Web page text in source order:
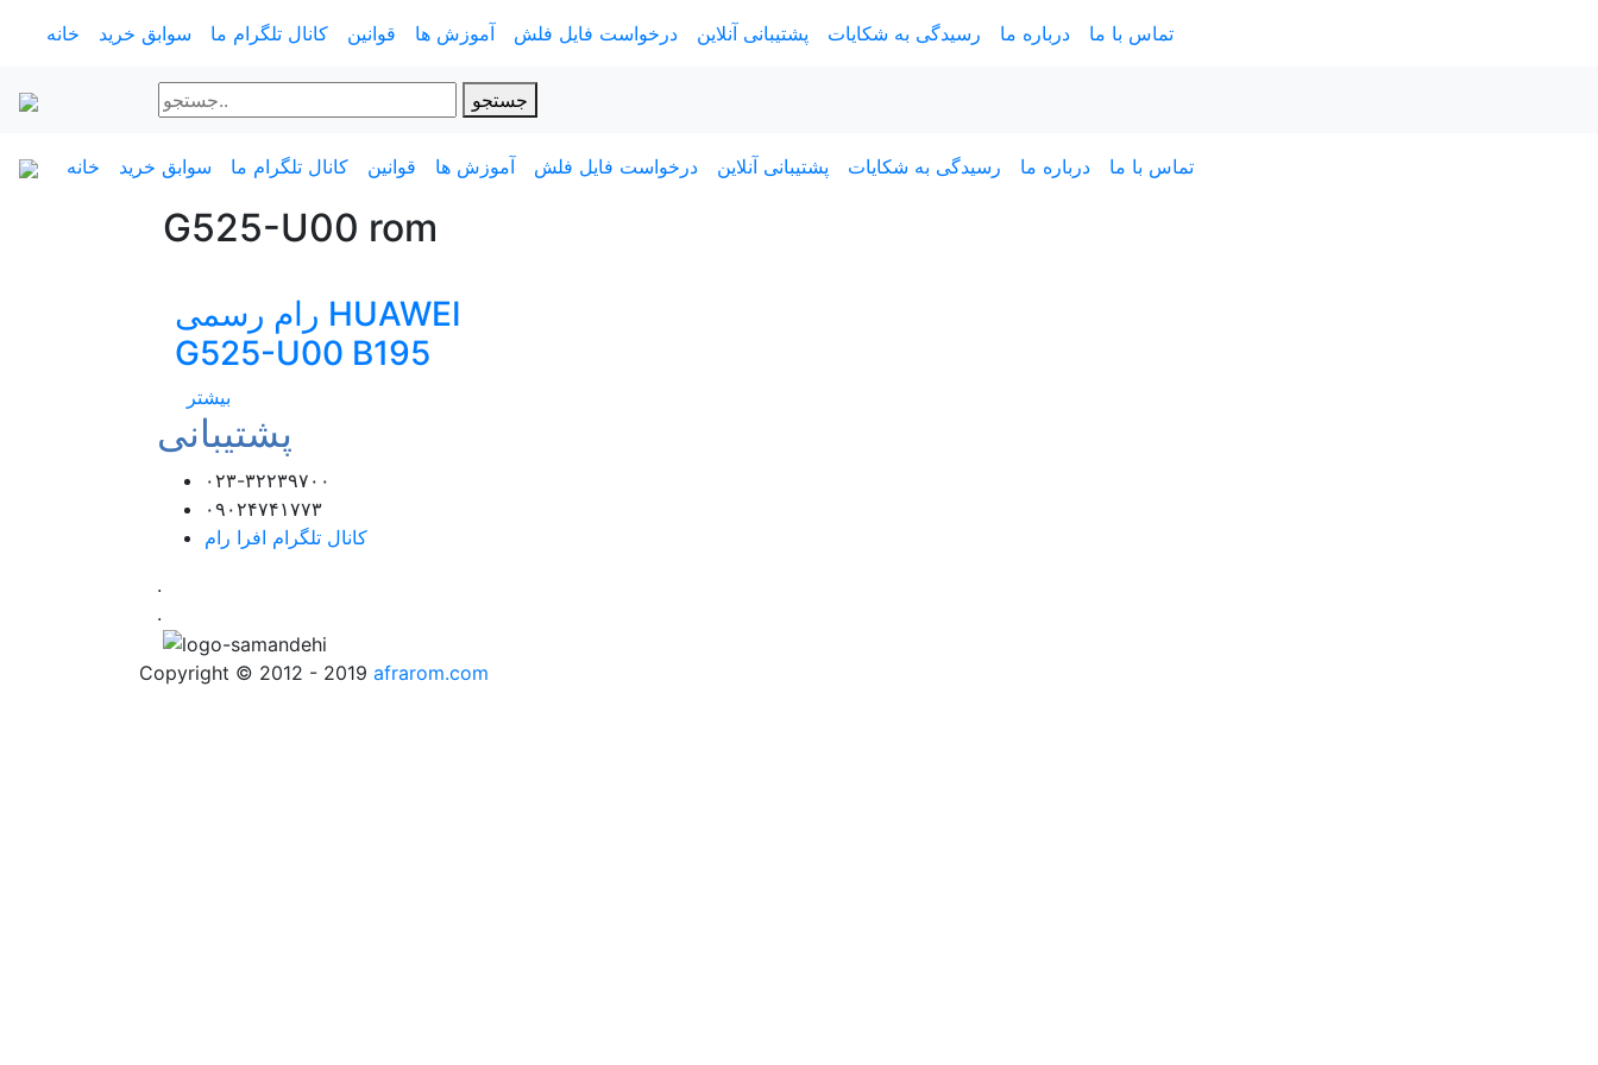
خانه سوابق خرید کانال تلگرام ما قوانین آموزش ها درخواست فایل فلش پشتیبانی آنلاین رسیدگی به شکایات درباره ما تماس با ما
جستجو
خانه سوابق خرید کانال تلگرام ما قوانین آموزش ها درخواست فایل فلش پشتیبانی آنلاین رسیدگی به شکایات درباره ما تماس با ما
G525-U00 rom
رام رسمی HUAWEI
G525-U00 B195
بیشتر
پشتیبانی
۰۲۳-۳۲۲۳۹۷۰۰
۰۹۰۲۴۷۴۱۷۷۳
کانال تلگرام افرا رام
.
.
Copyright © 2012 - 2019 afrarom.com